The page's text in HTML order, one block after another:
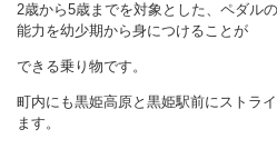
2歳から5歳までを対象とした、ペダル
能力を幼少期から身につけることが
できる乗り物です。
町内にも黒姫高原と黒姫駅前にストラ
ます。